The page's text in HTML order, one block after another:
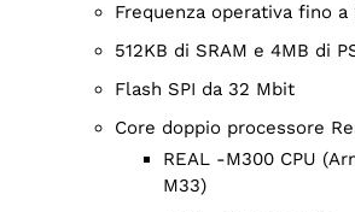
frequenza operativa fino a
512KB di SRAM e 4MB di
Flash SPI da 32 Mbit
Core doppio processore
REAL -M300 CPU (Armv8-M, Cortex-
M33)